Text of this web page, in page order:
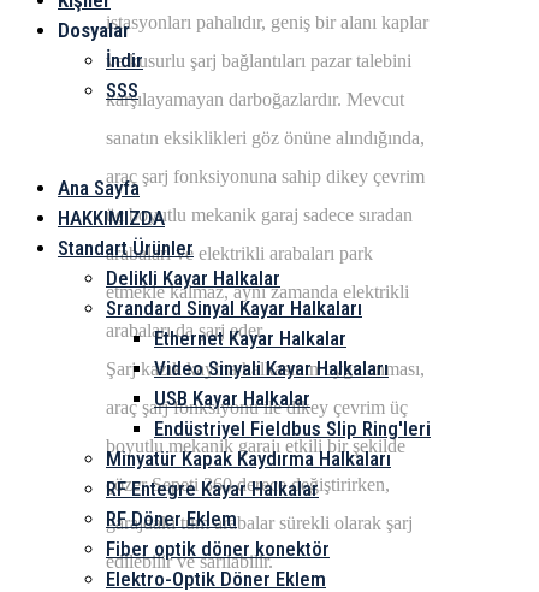
Dosyalar
İndir
SSS
Ana Sayfa
HAKKIMIZDA
Standart Ürünler
Delikli Kayar Halkalar
Srandard Sinyal Kayar Halkaları
Ethernet Kayar Halkalar
Video Sinyali Kayar Halkaları
USB Kayar Halkalar
Endüstriyel Fieldbus Slip Ring'leri
Minyatür Kapak Kaydırma Halkaları
RF Entegre Kayar Halkalar
RF Döner Eklem
Fiber optik döner konektör
Elektro-Optik Döner Eklem
istasyonları pahalıdır, geniş bir alanı kaplar
ve kusurlu şarj bağlantıları pazar talebini
karşılayamayan darboğazlardır. Mevcut
sanatın eksiklikleri göz önüne alındığında,
araç şarj fonksiyonuna sahip dikey çevrim
üç boyutlu mekanik garaj sadece sıradan
arabaları ve elektrikli arabaları park
etmekle kalmaz, aynı zamanda elektrikli
arabaları da şarj eder.
Şarj kazık kayma halkasının uygulanması,
araç şarj fonksiyonu ile dikey çevrim üç
boyutlu mekanik garajı etkili bir şekilde
çözer Sepeti 360 derece değiştirirken,
garajdaki tüm arabalar sürekli olarak şarj
edilebilir ve sarılabilir.